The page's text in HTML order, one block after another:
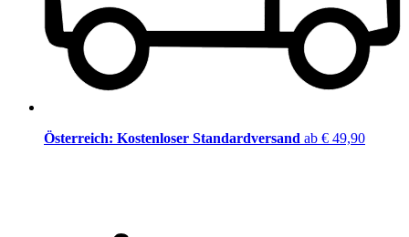
Österreich: Kostenloser Standardversand ab € 49,90